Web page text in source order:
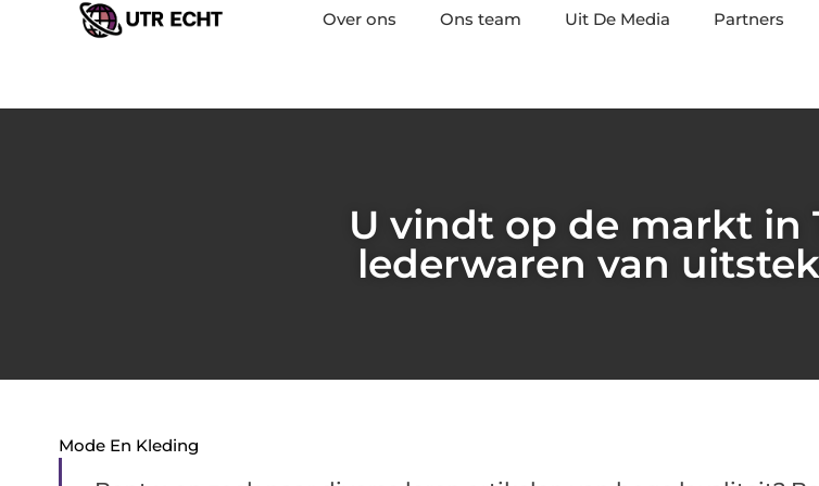
Over ons Ons team Uit De Media Partners
U vindt op de markt in
lederwaren van
Mode En Kleding